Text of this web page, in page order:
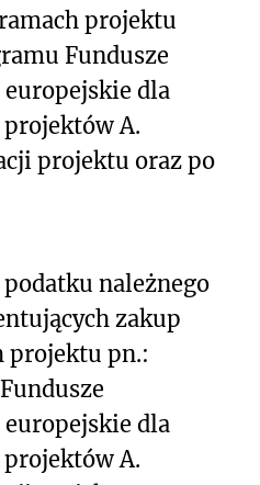
projektu
Fundusze
dla
projektów A.
projektu oraz po
należnego
zakup
projektu pn.:
dla
projektów A.